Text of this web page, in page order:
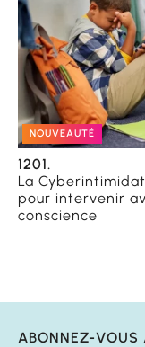
NOUVEAUTÉ
1201.
La
pour intervenir
conscience
ABONNEZ-VOUS